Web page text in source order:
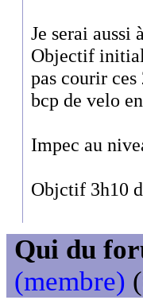
Je serai aussi
Objectif initial
pas courir
bcp de velo
Impec au
Objctif 3h10
Qui du
(membre)